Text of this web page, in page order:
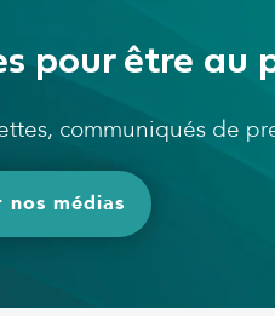
pour être au
communiqués de
nos médias